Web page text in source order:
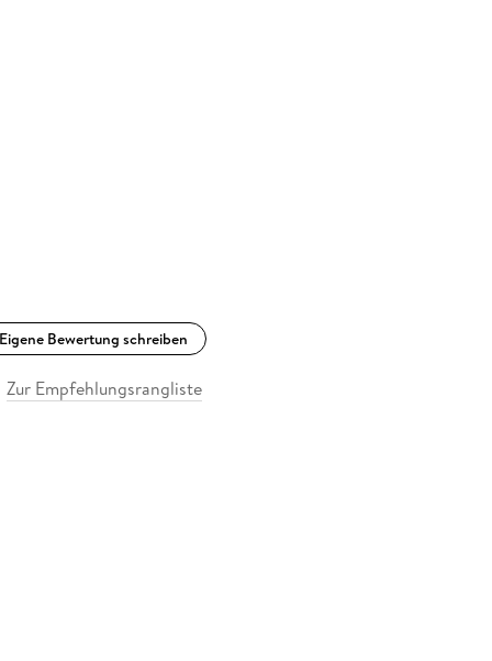
Eigene Bewertung schreiben
Zur Empfehlungsrangliste